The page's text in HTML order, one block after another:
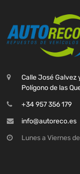
Calle José Galvez
Polígono de las
+34 957 356 179
info@autoreco.es
Lunes a Viernes